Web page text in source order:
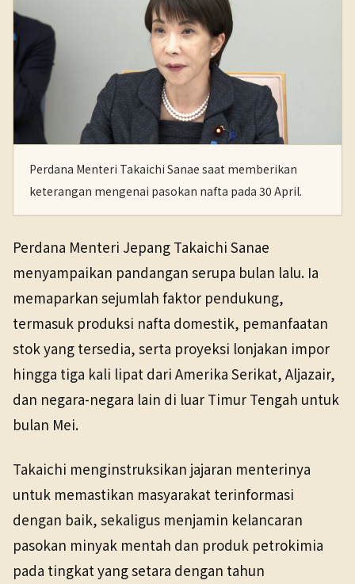
Perdana Menteri Takaichi Sanae saat memberikan
keterangan mengenai pasokan nafta pada 30 April.
Perdana Menteri Jepang Takaichi Sanae
menyampaikan pandangan serupa bulan lalu. Ia
memaparkan sejumlah faktor pendukung,
termasuk produksi nafta domestik, pemanfaatan
stok yang tersedia, serta proyeksi lonjakan impor
hingga tiga kali lipat dari Amerika Serikat, Aljazair,
dan negara-negara lain di luar Timur Tengah untuk
bulan Mei.
Takaichi menginstruksikan jajaran menterinya
untuk memastikan masyarakat terinformasi
dengan baik, sekaligus menjamin kelancaran
pasokan minyak mentah dan produk petrokimia
pada tingkat yang setara dengan tahun